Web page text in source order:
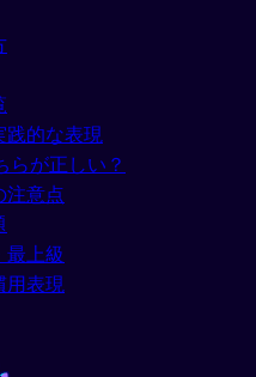
践的な表現
らが正しい？
注意点
最上級
用表現